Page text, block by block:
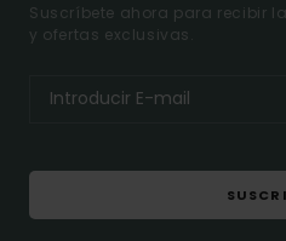
Suscríbete ahora para recibir
y ofertas exclusivas.